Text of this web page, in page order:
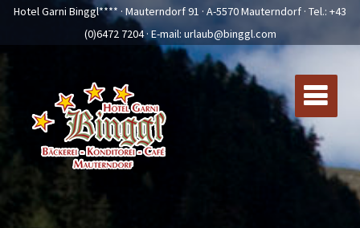
Hotel Garni Binggl**** · Mauterndorf 91 · A-5570 Mauterndorf · Tel.: +43
(0)6472 7204· E-mail: urlaub@binggl.com